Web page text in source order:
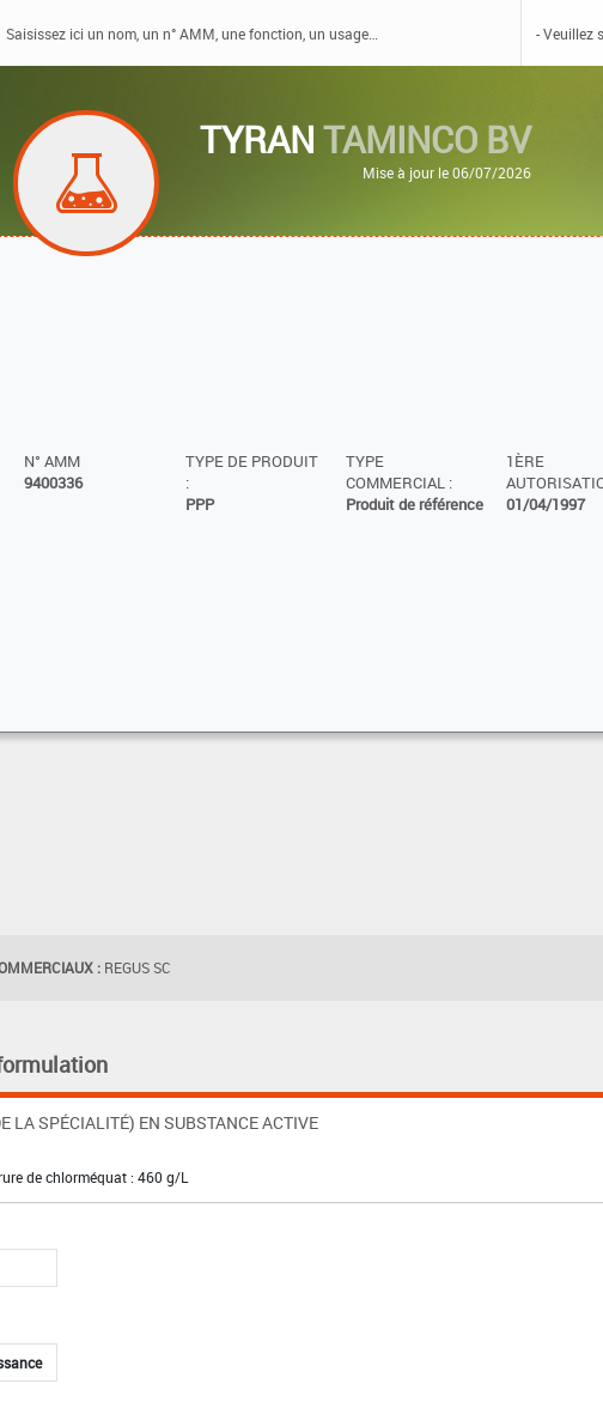
TYRANTAMINCO BV
Mise à jour le 06/07/2026
N° AMM
9400336
TYPE DE PRODUIT
:
PPP
TYPE
COMMERCIAL :
Produit de référence
1ÈRE
01/04/1997
: REGUS SC
LA SPÉCIALITÉ) EN SUBSTANCE ACTIVE
de chlorméquat : 460 g/L